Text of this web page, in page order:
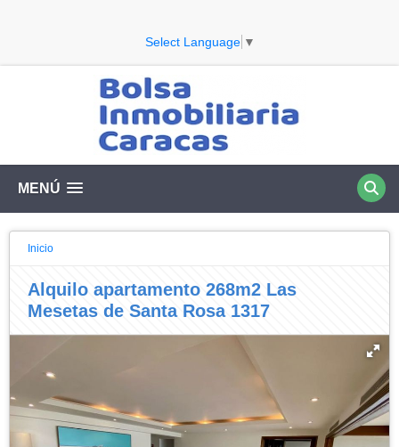
Select Language ▼
MENÚ
Inicio
Alquilo apartamento 268m2 Las
Mesetas de Santa Rosa 1317